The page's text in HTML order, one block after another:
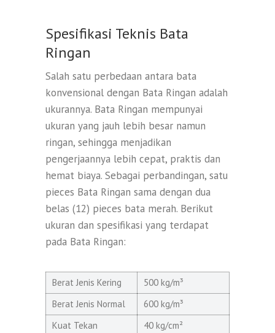
Spesifikasi Teknis Bata
Ringan
Salah satu perbedaan antara bata
konvensional dengan Bata Ringan adalah
ukurannya. Bata Ringan mempunyai
ukuran yang jauh lebih besar namun
ringan, sehingga menjadikan
pengerjaannya lebih cepat, praktis dan
hemat biaya. Sebagai perbandingan, satu
pieces Bata Ringan sama dengan dua
belas (12) pieces bata merah. Berikut
ukuran dan spesifikasi yang terdapat
pada Bata Ringan:
Berat Jenis Kering
500 kg/m³
Berat Jenis Normal
600 kg/m³
Kuat Tekan
40 kg/cm²